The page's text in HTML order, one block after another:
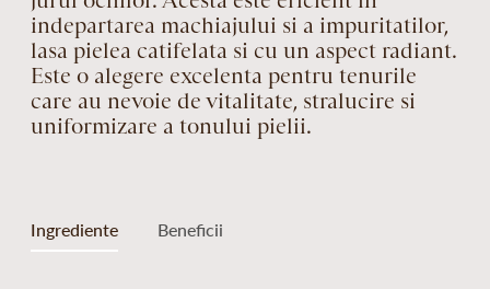
indepartarea machiajului si a impuritatilor,
lasa pielea catifelata si cu un aspect radiant.
Este o alegere excelenta pentru tenurile
care au nevoie de vitalitate, stralucire si
uniformizare a tonului pielii.
Ingrediente Beneficii